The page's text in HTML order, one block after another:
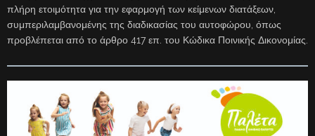
πλήρη ετοιμότητα για την εφαρμογή των κείμενων διατάξεων,
συμπεριλαμβανομένης της διαδικασίας του αυτοφώρου, όπως
προβλέπεται από το άρθρο 417 επ. του Κώδικα Ποινικής Δικονομίας.